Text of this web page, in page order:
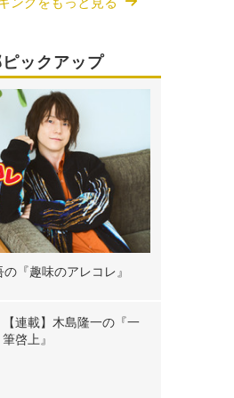
ックアップ
の『趣味のアレコレ』
【連載】木島隆一の『一
筆啓上』